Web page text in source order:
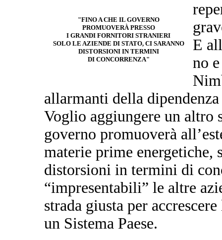
"FINO A CHE IL GOVERNO
PROMUOVERÀ PRESSO
I GRANDI FORNITORI STRANIERI
SOLO LE AZIENDE DI STATO, CI SARANNO
DISTORSIONI IN TERMINI
DI CONCORRENZA"
E
no
allarmanti della dipendenza
Voglio aggiungere un altro
governo promuoverà
materie prime energetiche,
distorsioni in termini di
“impresentabili” le altre
strada giusta per
un Sistema Paese.